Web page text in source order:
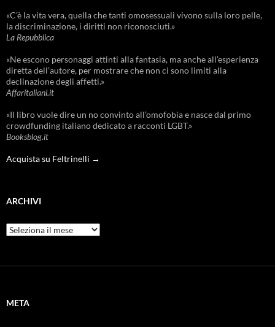
«C’è la vita vera, quella che tanti omosessuali vivono sulla loro pelle,
la discriminazione, i diritti non riconosciuti.»
La Repubblica
«Ne escono personaggi attinti alla fantasia, ma anche all’esperienza
diretta dell’autore, per mostrare che non ci sono limiti alla
declinazione degli affetti.»
Affaritaliani.it
«Il libro vuole dire un no convinto all’omofobia e nasce dal primo
crowdfunding italiano dedicato a racconti LGBT.»
Booksblog.it
Acquista su Feltrinelli →
ARCHIVI
Archivi
META